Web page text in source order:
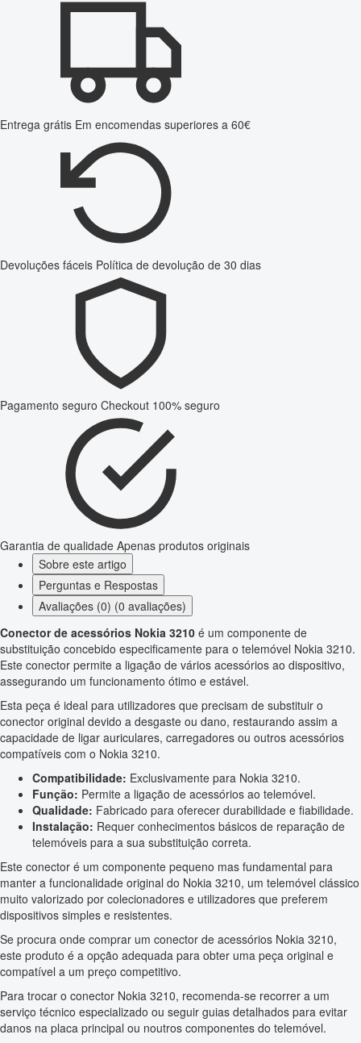
Entrega grátis Em encomendas superiores a 60€
Devoluções fáceis Política de devolução de 30 dias
Pagamento seguro Checkout 100% seguro
Garantia de qualidade Apenas produtos originais
Sobre este artigo
Perguntas e Respostas
Avaliações (0) (0 avaliações)
Conector de acessórios Nokia 3210 é um componente de
substituição concebido especificamente para o telemóvel Nokia 3210.
Este conector permite a ligação de vários acessórios ao dispositivo,
assegurando um funcionamento ótimo e estável.
Esta peça é ideal para utilizadores que precisam de substituir o
conector original devido a desgaste ou dano, restaurando assim a
capacidade de ligar auriculares, carregadores ou outros acessórios
compatíveis com o Nokia 3210.
Compatibilidade: Exclusivamente para Nokia 3210.
Função: Permite a ligação de acessórios ao telemóvel.
Qualidade: Fabricado para oferecer durabilidade e fiabilidade.
Instalação: Requer conhecimentos básicos de reparação de
telemóveis para a sua substituição correta.
Este conector é um componente pequeno mas fundamental para
manter a funcionalidade original do Nokia 3210, um telemóvel clássico
muito valorizado por colecionadores e utilizadores que preferem
dispositivos simples e resistentes.
Se procura onde comprar um conector de acessórios Nokia 3210,
este produto é a opção adequada para obter uma peça original e
compatível a um preço competitivo.
Para trocar o conector Nokia 3210, recomenda-se recorrer a um
serviço técnico especializado ou seguir guias detalhados para evitar
danos na placa principal ou noutros componentes do telemóvel.